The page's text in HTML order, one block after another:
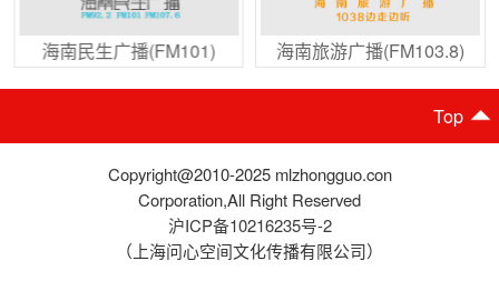
海南民生广播(FM101) 海南旅游广播(FM103.8)
Top
Copyright@2010-2025 mlzhongguo.con
Corporation,All Right Reserved
沪ICP备10216235号-2
（上海问心空间文化传播有限公司）